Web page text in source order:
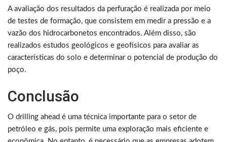
A avaliação dos resultados da perfuração é realizada por meio
de testes de formação, que consistem em medir a pressão e a
vazão dos hidrocarbonetos encontrados. Além disso, são
realizados estudos geológicos e geofísicos para avaliar as
características do solo e determinar o potencial de produção do
poço.
Conclusão
O drilling ahead é uma técnica importante para o setor de
petróleo e gás, pois permite uma exploração mais eficiente e